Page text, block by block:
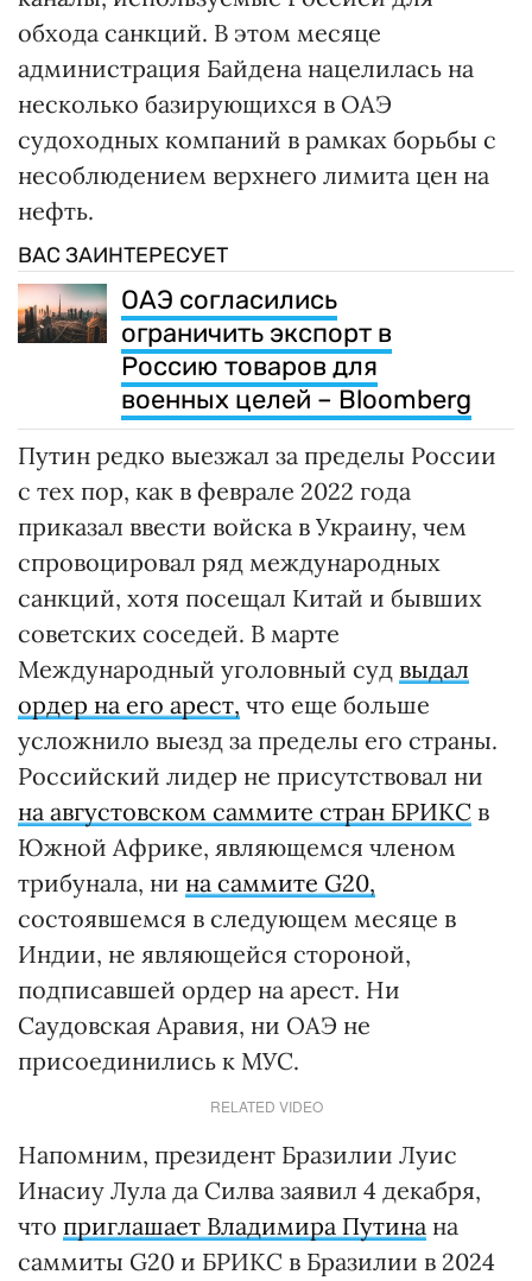
обхода санкций. В этом месяце
администрация Байдена нацелилась на
несколько базирующихся в ОАЭ
судоходных компаний в рамках борьбы с
несоблюдением верхнего лимита цен на
нефть.
ВАС ЗАИНТЕРЕСУЕТ
ОАЭ согласились
ограничить экспорт в
Россию товаров для
военных целей – Bloomberg
Путин редко выезжал за пределы России
с тех пор, как в феврале 2022 года
приказал ввести войска в Украину, чем
спровоцировал ряд международных
санкций, хотя посещал Китай и бывших
советских соседей. В марте
Международный уголовный суд выдал
ордер на его арест, что еще больше
усложнило выезд за пределы его страны.
Российский лидер не присутствовал ни
на августовском саммите стран БРИКС в
Южной Африке, являющемся членом
трибунала, ни на саммите G20,
состоявшемся в следующем месяце в
Индии, не являющейся стороной,
подписавшей ордер на арест. Ни
Саудовская Аравия, ни ОАЭ не
присоединились к МУС.
RELATED VIDEO
Напомним, президент Бразилии Луис
Инасиу Лула да Силва заявил 4 декабря,
что приглашает Владимира Путина на
саммиты G20 и БРИКС в Бразилии в 2024